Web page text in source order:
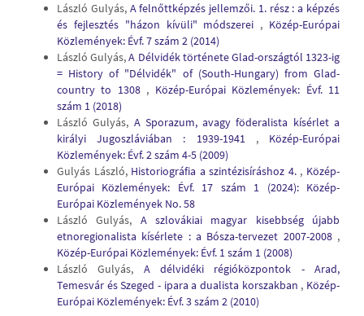
László Gulyás, A felnőttképzés jellemzői. 1. rész : a képzés
és fejlesztés "házon kívüli" módszerei , Közép-Európai
Közlemények: Évf. 7 szám 2 (2014)
László Gulyás,A Délvidék története Glad-országtól 1323-ig
= History of "Délvidék" of (South-Hungary) from Glad-
country to 1308 , Közép-Európai Közlemények: Évf. 11
szám 1 (2018)
László Gulyás, A Sporazum, avagy föderalista kísérlet a
királyi Jugoszláviában : 1939-1941 , Közép-Európai
Közlemények: Évf. 2 szám 4-5 (2009)
Gulyás László, Historiográfia a szintézisíráshoz 4. , Közép-
Európai Közlemények: Évf. 17 szám 1 (2024): Közép-
Európai Közlemények No. 58
László Gulyás, A szlovákiai magyar kisebbség újabb
etnoregionalista kísérlete : a Bósza-tervezet 2007-2008 ,
Közép-Európai Közlemények: Évf. 1 szám 1 (2008)
László Gulyás, A délvidéki régióközpontok - Arad,
Temesvár és Szeged - ipara a dualista korszakban , Közép-
Európai Közlemények: Évf. 3 szám 2 (2010)